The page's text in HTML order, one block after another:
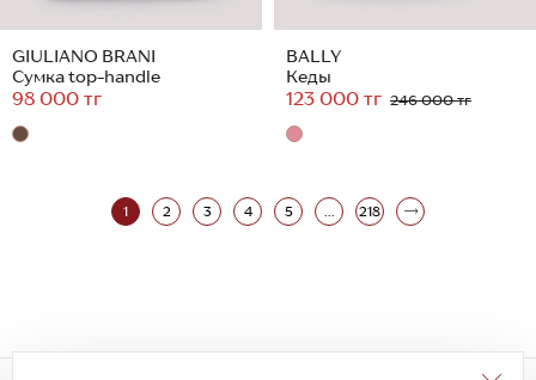
GIULIANO BRANI
Сумка top-handle
98 000 тг
BALLY
Кеды
123 000 тг 246 000 тг
1 2 3 4 5 ... 218